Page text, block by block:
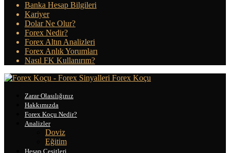
Banka Hesap Bilgileri
Kariyer
Dolar Ne Olur?
Forex Nedir?
Forex Altın Analizleri
Forex Anlık Yorumları
Nasıl FK Kullanırım?
Forex Koçu
Zarar Olasılığınız
Hakkımızda
Forex Koçu Nedir?
Analizler
Doviz
Eğitim
Hesap Çeşitleri